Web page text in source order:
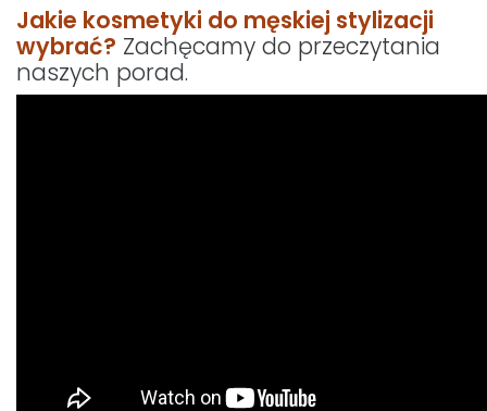
Jakie kosmetyki do męskiej stylizacji
wybrać? Zachęcamy do przeczytania
naszych porad.